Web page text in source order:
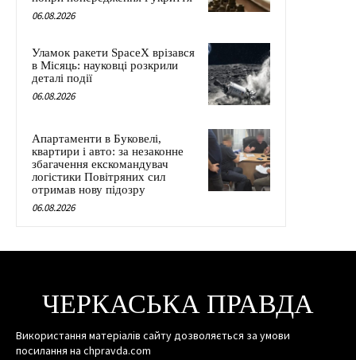
06.08.2026
Уламок ракети SpaceX врізався
в Місяць: науковці розкрили
деталі події
06.08.2026
Апартаменти в Буковелі,
квартири і авто: за незаконне
збагачення екскомандувач
логістики Повітряних сил
отримав нову підозру
06.08.2026
ЧЕРКАСЬКА ПРАВДА
Використання матеріалів сайту дозволяється за умови
посилання на chpravda.com